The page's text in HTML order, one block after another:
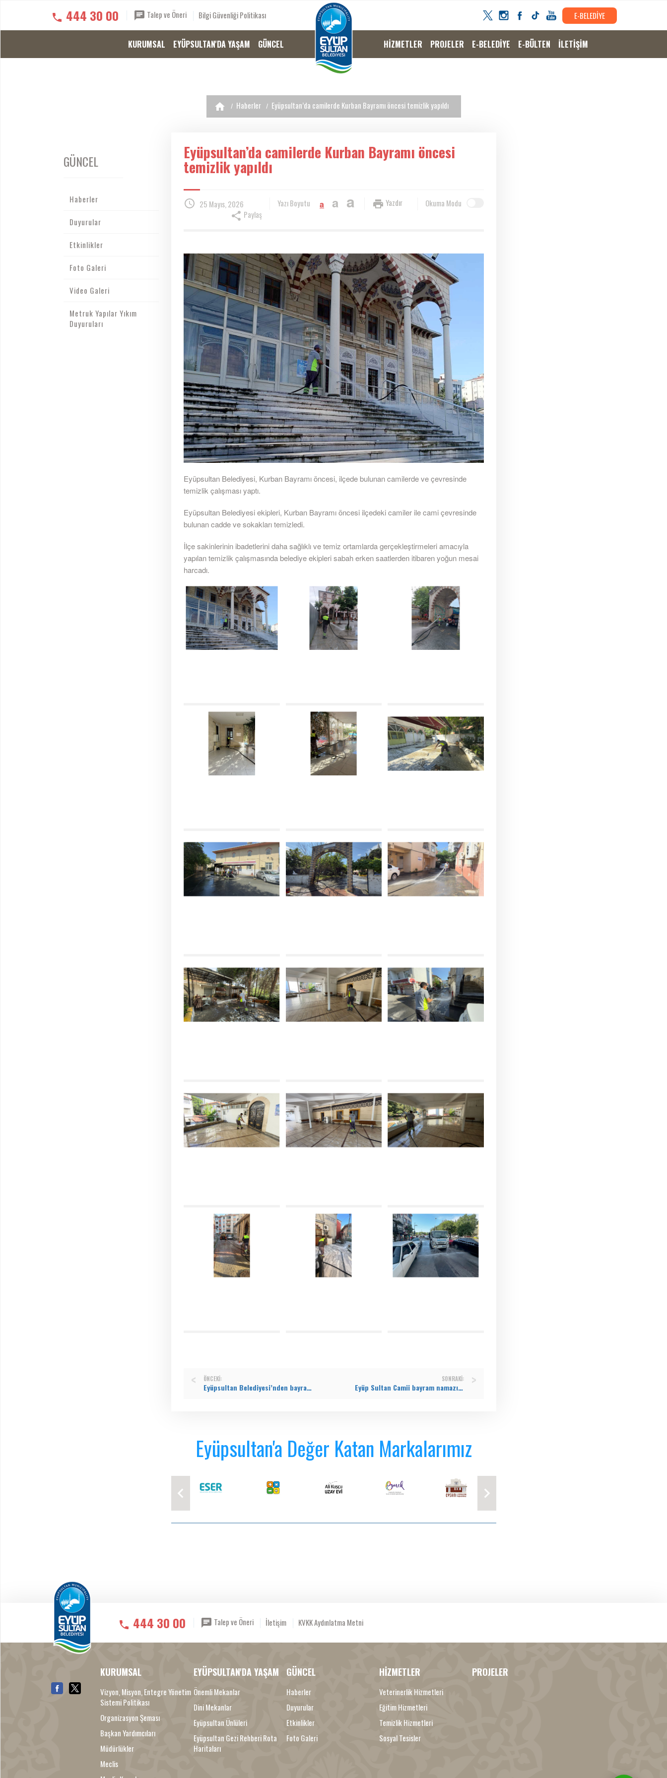
444 30 00 Talep ve Öneri Bilgi Güvenliği Politikası E-BELEDİYE
KURUMSAL EYÜPSULTAN'DA YAŞAM GÜNCEL HİZMETLER PROJELER E-BELEDİYE E-BÜLTEN İLETİŞİM
Haberler Eyüpsultan’da camilerde Kurban Bayramı öncesi temizlik yapıldı
GÜNCEL
Haberler
Duyurular
Etkinlikler
Foto Galeri
Video Galeri
Metruk Yapılar Yıkım
Duyuruları
Eyüpsultan’da camilerde Kurban Bayramı öncesi
temizlik yapıldı
25 Mayıs, 2026 Okuma Modu
Yazdır
Yazı Boyutu a a a
Paylaş
Eyüpsultan Belediyesi, Kurban Bayramı öncesi, ilçede bulunan camilerde ve çevresinde
temizlik çalışması yaptı.
Eyüpsultan Belediyesi ekipleri, Kurban Bayramı öncesi ilçedeki camiler ile cami çevresinde
bulunan cadde ve sokakları temizledi.
İlçe sakinlerinin ibadetlerini daha sağlıklı ve temiz ortamlarda gerçekleştirmeleri amacıyla
yapılan temizlik çalışmasında belediye ekipleri sabah erken saatlerden itibaren yoğun mesai
harcadı.
ÖNCEKI:
Eyüpsultan Belediyesi’nden bayram öncesi gönüllere dokunan hizmet
SONRAKI:
Eyüp Sultan Camii bayram namazında doldu taştı
Eyüpsultan'a Değer Katan Markalarımız
444 30 00 Talep ve Öneri İletişim KVKK Aydınlatma Metni
KURUMSAL
Vizyon, Misyon, Entegre Yönetim
Sistemi Politikası
Organizasyon Şeması
Başkan Yardımcıları
Müdürlükler
Meclis
EYÜPSULTAN'DA YAŞAM
Önemli Mekanlar
Dini Mekanlar
Eyüpsultan Ünlüleri
Eyüpsultan Gezi Rehberi Rota
Haritaları
GÜNCEL
Haberler
Duyurular
Etkinlikler
Foto Galeri
HİZMETLER
Veterinerlik Hizmetleri
Eğitim Hizmetleri
Temizlik Hizmetleri
Sosyal Tesisler
PROJELER